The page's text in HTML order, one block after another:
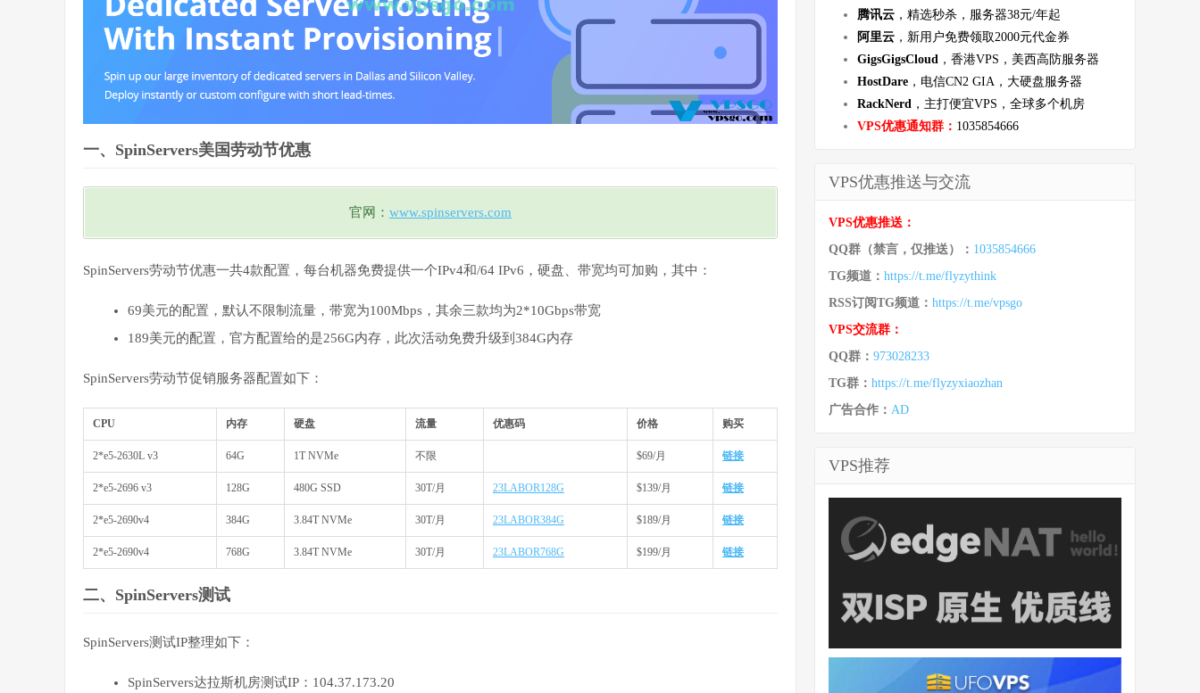
一、SpinServers美国劳动节优惠
官网： www.spinservers.com
SpinServers劳动节优惠一共4款配置，每台机器免费提供一个IPv4和/64 IPv6，硬盘、带宽均可加购，其中：
69美元的配置，默认不限制流量，带宽为100Mbps，其余三款均为2*10Gbps带宽
189美元的配置，官方配置给的是256G内存，此次活动免费升级到384G内存
SpinServers劳动节促销服务器配置如下：
CPU 内存 硬盘 流量 优惠码 价格 购买
2*e5-2630L v3 64G 1T NVMe 不限 $69/月 链接
2*e5-2696 v3 128G 480G SSD 30T/月 23LABOR128G $139/月 链接
2*e5-2690v4 384G 3.84T NVMe 30T/月 23LABOR384G $189/月 链接
2*e5-2690v4 768G 3.84T NVMe 30T/月 23LABOR768G $199/月 链接
二、SpinServers测试
SpinServers测试IP整理如下：
SpinServers达拉斯机房测试IP：104.37.173.20
腾讯云 ，精选秒杀，服务器38元/年起
阿里云 ，新用户免费领取2000元代金券
GigsGigsCloud ，香港VPS，美西高防服务器
HostDare ，电信CN2 GIA，大硬盘服务器
RackNerd ，主打便宜VPS，全球多个机房
VPS优惠通知群： 1035854666
VPS优惠推送与交流
VPS优惠推送：
QQ群（禁言，仅推送）： 1035854666
TG频道： https://t.me/flyzythink
RSS订阅TG频道： https://t.me/vpsgo
VPS交流群：
QQ群： 973028233
TG群： https://t.me/flyzyxiaozhan
广告合作： AD
VPS推荐